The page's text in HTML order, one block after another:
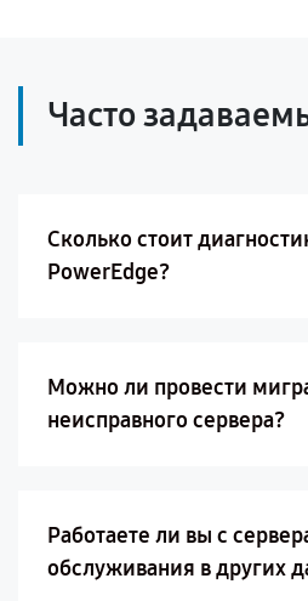
Часто
Сколько стоит
PowerEdge?
Можно ли провести
неисправного сервера?
Работаете ли вы с
обслуживания в других